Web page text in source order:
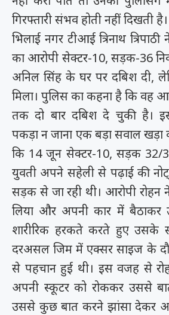
गिरफ्तारी संभव होती नहीं दिखती है।
भिलाई नगर टीआई त्रिनाथ
का आरोपी सेक्टर-10, सड़क-36
अनिल सिंह के घर पर दबिश दी,
मिला। पुलिस का कहना है कि वह
तक दो बार दबिश दे चुकी है।
पकड़ा न जाना एक बड़ा सवाल खड़ा
कि 14 जून सेक्टर-10, सड़क 32/
युवती अपने सहेली से पढ़ाई की
सड़क से जा रही थी। आरोपी रोहन
लिया और अपनी कार में
शारीरिक हरकते करते हुए उसके
दरअसल जिम में एक्सर साइज के
से पहचान हुई थी। इस वजह से
अपनी स्कूटर को रोककर उससे
उससे कुछ बात करने झांसा देकर